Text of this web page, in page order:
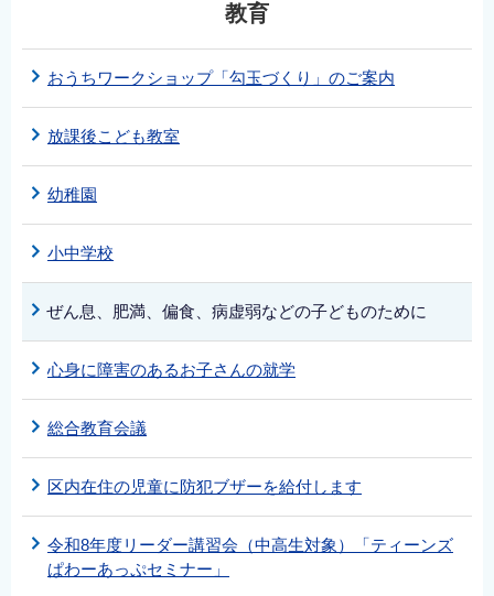
教育
おうちワークショップ「勾玉づくり」のご案内
放課後こども教室
幼稚園
小中学校
ぜん息、肥満、偏食、病虚弱などの子どものために
心身に障害のあるお子さんの就学
総合教育会議
区内在住の児童に防犯ブザーを給付します
令和8年度リーダー講習会（中高生対象）「ティーンズ
ぱわーあっぷセミナー」